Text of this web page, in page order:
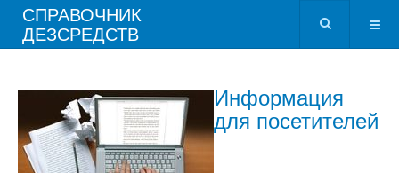
СПРАВОЧНИК
ДЕЗСРЕДСТВ
Информация
для посетителей